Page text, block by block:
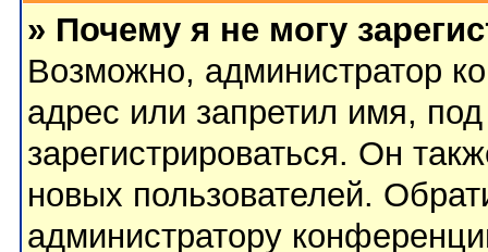
» Почему я не могу
Возможно, администратор
адрес или запретил имя,
зарегистрироваться. Он
новых пользователей.
администратору